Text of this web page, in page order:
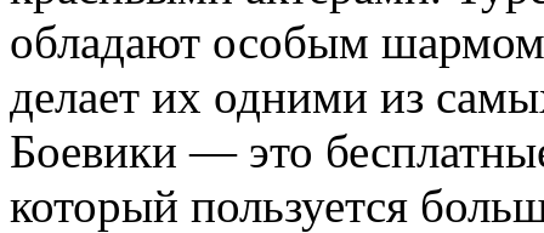
обладают особым шармом
делает их одними из
Боевики — это
который пользуется